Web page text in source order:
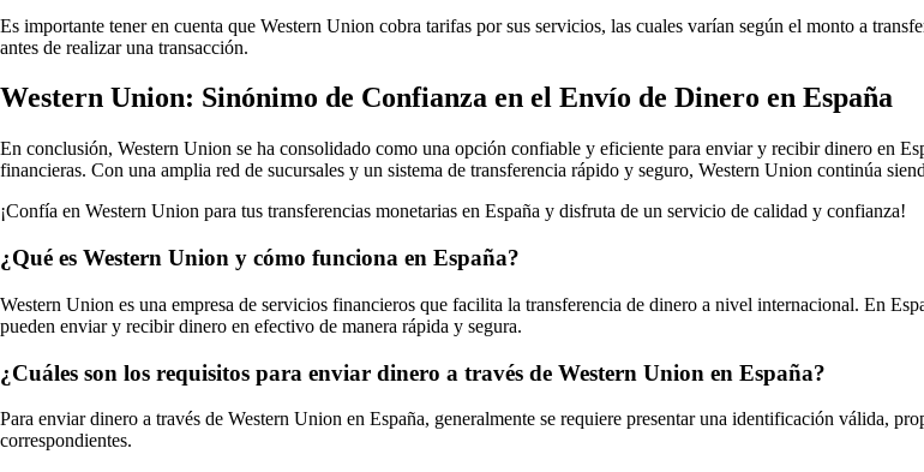
Es importante tener en cuenta que Western Union cobra tarifas por sus servicios, las cuales varían según el monto a
antes de realizar una transacción.
Western Union: Sinónimo de Confianza en el Envío de Dinero en España
En conclusión, Western Union se ha consolidado como una opción confiable y eficiente para enviar y recibir dinero en
financieras. Con una amplia red de sucursales y un sistema de transferencia rápido y seguro, Western Union continúa
¡Confía en Western Union para tus transferencias monetarias en España y disfruta de un servicio de calidad y confianza!
¿Qué es Western Union y cómo funciona en España?
Western Union es una empresa de servicios financieros que facilita la transferencia de dinero a nivel internacional. En
pueden enviar y recibir dinero en efectivo de manera rápida y segura.
¿Cuáles son los requisitos para enviar dinero a través de Western Union en España?
Para enviar dinero a través de Western Union en España, generalmente se requiere presentar una identificación válida,
correspondientes.